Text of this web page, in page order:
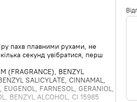
пахв плавними рухами, не
секунд увібратися, перш
(FRAGRANCE), BENZYL
SALICYLATE, CINNAMAL,
FARNESOL, GERANIOL,
BENZYL ALCOHOL, CI 15985